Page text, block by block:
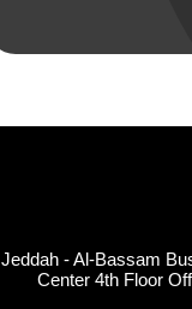
Jeddah - Al-Bassam
Center 4th Floor